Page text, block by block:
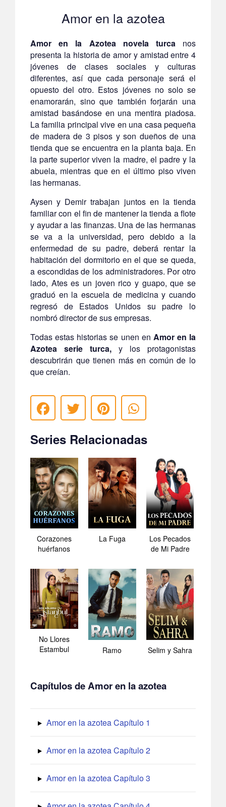
Amor en la azotea
Amor en la Azotea novela turca nos
presenta la historia de amor y amistad entre 4
jóvenes de clases sociales y culturas
diferentes, así que cada personaje será el
opuesto del otro. Estos jóvenes no solo se
enamorarán, sino que también forjarán una
amistad basándose en una mentira piadosa.
La familia principal vive en una casa pequeña
de madera de 3 pisos y son dueños de una
tienda que se encuentra en la planta baja. En
la parte superior viven la madre, el padre y la
abuela, mientras que en el último piso viven
las hermanas.
Aysen y Demir trabajan juntos en la tienda
familiar con el fin de mantener la tienda a flote
y ayudar a las finanzas. Una de las hermanas
se va a la universidad, pero debido a la
enfermedad de su padre, deberá rentar la
habitación del dormitorio en el que se queda,
a escondidas de los administradores. Por otro
lado, Ates es un joven rico y guapo, que se
graduó en la escuela de medicina y cuando
regresó de Estados Unidos su padre lo
nombró director de sus empresas.
Todas estas historias se unen en Amor en la
Azotea serie turca, y los protagonistas
descubrirán que tienen más en común de lo
que creían.
Series Relacionadas
Corazones
huérfanos
La Fuga
Los Pecados
de Mi Padre
No Llores
Estambul
Ramo Selim y Sahra
Capítulos de Amor en la azotea
Amor en la azotea Capítulo 1
Amor en la azotea Capítulo 2
Amor en la azotea Capítulo 3